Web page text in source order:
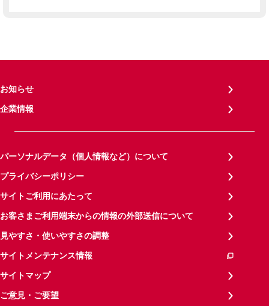
お知らせ
企業情報
パーソナルデータ（個人情報など）について
プライバシーポリシー
サイトご利用にあたって
お客さまご利用端末からの情報の外部送信について
見やすさ・使いやすさの調整
サイトメンテナンス情報
サイトマップ
ご意見・ご要望